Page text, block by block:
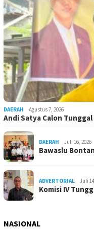
DAERAH Agustus 7, 2026
Andi Satya Calon
DAERAH Juli 16, 2026
Bawaslu
ADVERTORIAL Juli
Komisi IV
NASIONAL